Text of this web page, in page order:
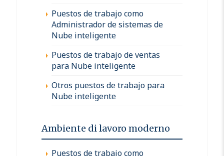
Puestos de trabajo como
Administrador de sistemas de
Nube inteligente
Puestos de trabajo de ventas
para Nube inteligente
Otros puestos de trabajo para
Nube inteligente
Ambiente di lavoro moderno
Puestos de trabajo como